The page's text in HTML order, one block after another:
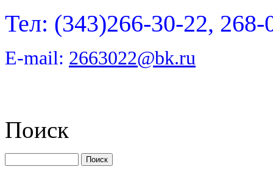
Тел: (343)266-30-22,
E-mail: 2663022@bk.ru
Поиск